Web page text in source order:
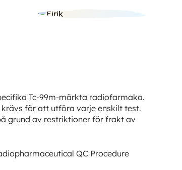
Tc-99m-märkta radiofarmaka.
för att utföra varje enskilt test.
grund av restriktioner för frakt av
QC Procedure